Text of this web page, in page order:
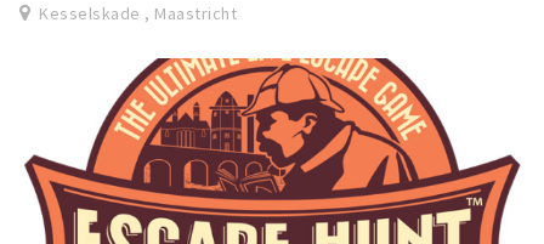
Kesselskade , Maastricht